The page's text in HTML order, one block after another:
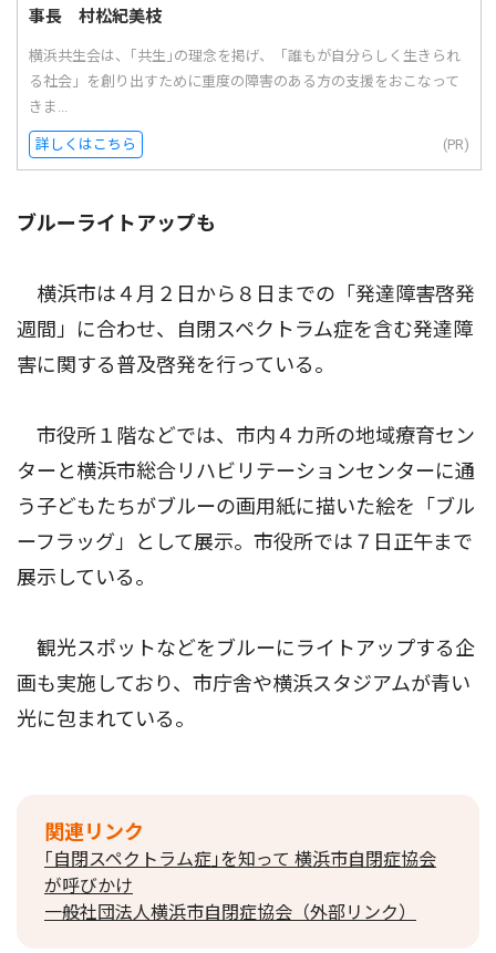
事長 村松紀美枝
横浜共生会は、｢共生｣の理念を掲げ、「誰もが自分らしく生きられ
る社会」を創り出すために重度の障害のある方の支援をおこなって
きま...
詳しくはこちら (PR)
ブルーライトアップも
横浜市は４月２日から８日までの「発達障害啓発
週間」に合わせ、自閉スペクトラム症を含む発達障
害に関する普及啓発を行っている。
市役所１階などでは、市内４カ所の地域療育セン
ターと横浜市総合リハビリテーションセンターに通
う子どもたちがブルーの画用紙に描いた絵を「ブル
ーフラッグ」として展示。市役所では７日正午まで
展示している。
観光スポットなどをブルーにライトアップする企
画も実施しており、市庁舎や横浜スタジアムが青い
光に包まれている。
関連リンク
｢自閉スペクトラム症｣を知って 横浜市自閉症協会
が呼びかけ
一般社団法人横浜市自閉症協会（外部リンク）